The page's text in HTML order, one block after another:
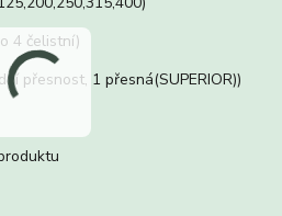
4 čelistní)
přesnost, 1 přesná(SUPERIOR))